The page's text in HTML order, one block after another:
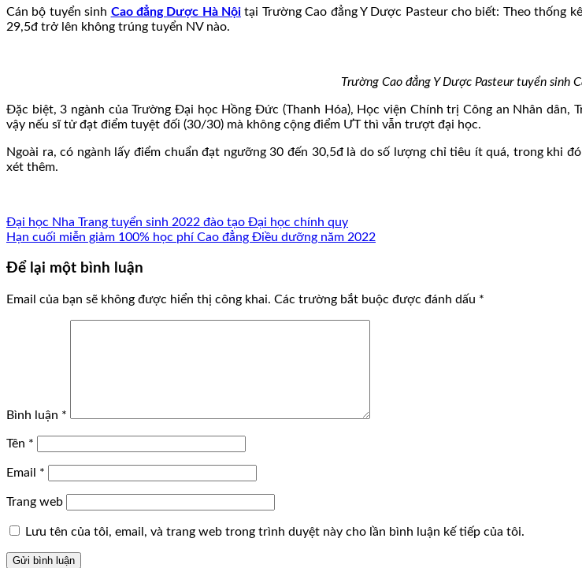
Cán bộ tuyển sinh Cao đẳng Dược Hà Nội tại Trường Cao đẳng Y Dược Pasteur cho biết: Theo thống
29,5đ trở lên không trúng tuyển NV nào.
Trường Cao đẳng Y Dược Pasteur tuyển sinh
Đặc biệt, 3 ngành của Trường Đại học Hồng Đức (Thanh Hóa), Học viện Chính trị Công an Nhân
vậy nếu sĩ tử đạt điểm tuyệt đối (30/30) mà không cộng điểm ƯT thì vẫn trượt đại học.
Ngoài ra, có ngành lấy điểm chuẩn đạt ngưỡng 30 đến 30,5đ là do số lượng chỉ tiêu ít quá, trong khi
xét thêm.
Đại học Nha Trang tuyển sinh 2022 đào tạo Đại học chính quy
Hạn cuối miễn giảm 100% học phí Cao đẳng Điều dưỡng năm 2022
Để lại một bình luận
Email của bạn sẽ không được hiển thị công khai. Các trường bắt buộc được đánh dấu *
Bình luận *
Tên *
Email *
Trang web
Lưu tên của tôi, email, và trang web trong trình duyệt này cho lần bình luận kế tiếp của tôi.